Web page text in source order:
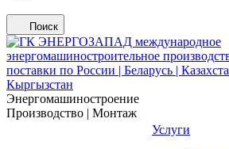
Поиск
Энергомашиностроение
Производство | Монтаж
Услуги